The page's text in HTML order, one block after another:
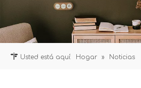
Usted está aquí: Hogar » Noticias